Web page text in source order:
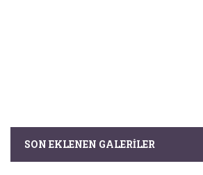
SON EKLENEN GALERILER